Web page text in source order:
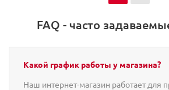
FAQ - часто
Какой график работы у магазина?
Наш интернет-магазин работает для